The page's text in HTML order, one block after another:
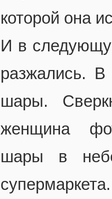
которой она
И в
разжались.
шары.
женщина
шары в